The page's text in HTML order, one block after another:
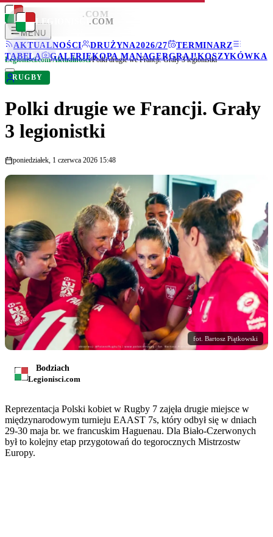
LEGIONISCI .COM
MENU
AKTUALNOŚCI
DRUŻYNA2026/27
TERMINARZ
TABELA
GALERIEKOPA MANAGERGRAJ!KOSZYKÓWKA
LEGIONISCI .COM
Legionisci.com/Aktualności/Polki drugie we Francji. Grały 3 legionistki
RUGBY
Polki drugie we Francji. Grały
3 legionistki
poniedziałek, 1 czerwca 2026 15:48
fot. Bartosz Piątkowski
Bodziach
Legionisci.com
Reprezentacja Polski kobiet w Rugby 7 zajęła drugie miejsce w
międzynarodowym turnieju EAAST 7s, który odbył się w dniach
29-30 maja br. we francuskim Haguenau. Dla Biało-Czerwonych
był to kolejny etap przygotowań do tegorocznych Mistrzostw
Europy.